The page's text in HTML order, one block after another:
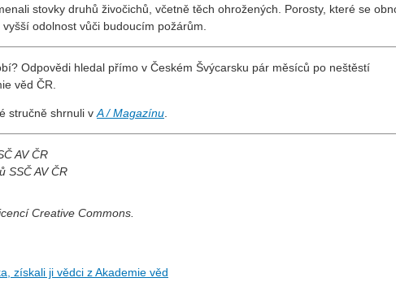
stovky druhů živočichů, včetně těch ohrožených. Porosty, které se
odolnost vůči budoucím požárům.
Odpovědi hledal přímo v Českém Švýcarsku pár měsíců po neštěstí
věd ČR.
stručně shrnuli vA / Magazínu.
AV ČR
SSČ AV ČR
Creative Commons.
získali ji vědci z Akademie věd